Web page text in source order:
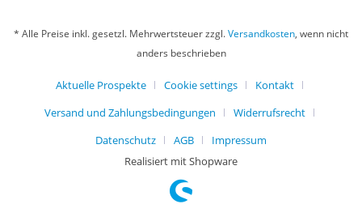
* Alle Preise inkl. gesetzl. Mehrwertsteuer zzgl.Versandkosten, wenn nicht
anders beschrieben
Aktuelle Prospekte Cookie settings
Kontakt
Versand und Zahlungsbedingungen
Widerrufsrecht
Datenschutz
AGB
Impressum
Realisiert mit Shopware